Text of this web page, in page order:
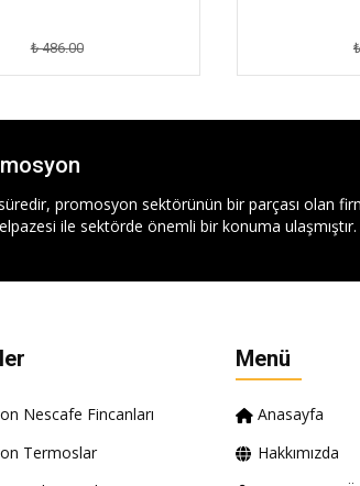
₺ 486.00
süredir, promosyon sektörünün bir parçası olan
ile sektörde önemli bir konuma ulaşmıştır.
Nescafe Fincanları
Termoslar
Menü
Anasayfa
Hakkımızda